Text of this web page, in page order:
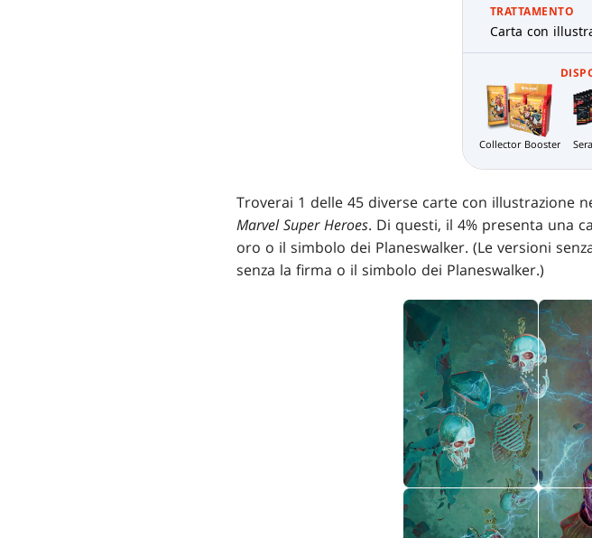
TRATTAMENTO
Carta con
Collector Booster
Troverai 1 delle 45 diverse carte con illustrazione
Marvel Super Heroes. Di questi, il 4% presenta una
oro o il simbolo dei Planeswalker. (Le versioni
senza la firma o il simbolo dei Planeswalker.)